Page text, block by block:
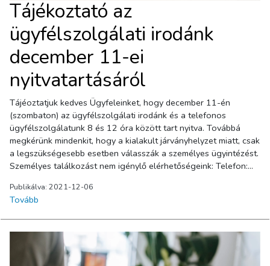
Tájékoztató az
ügyfélszolgálati irodánk
december 11-ei
nyitvatartásáról
Tájéoztatjuk kedves Ügyfeleinket, hogy december 11-én
(szombaton) az ügyfélszolgálati irodánk és a telefonos
ügyfélszolgálatunk 8 és 12 óra között tart nyitva. Továbbá
megkérünk mindenkit, hogy a kialakult járványhelyzet miatt, csak
a legszükségesebb esetben válasszák a személyes ügyintézést.
Személyes találkozást nem igénylő elérhetőségeink: Telefon:
Győr, Pf. 78. Az ügyfélszolgálati irodánk látogatási rendjét
érintő jelenleg hatályos szabályozásokról bővebben itt
tájékozódhat. Megértésüket köszönjük!
Publikálva: 2021-12-06
Tovább